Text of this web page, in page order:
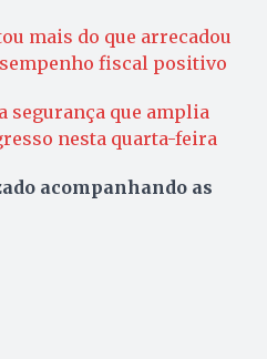
mais do que arrecadou
fiscal positivo
segurança que amplia
nesta quarta-feira
acompanhando as